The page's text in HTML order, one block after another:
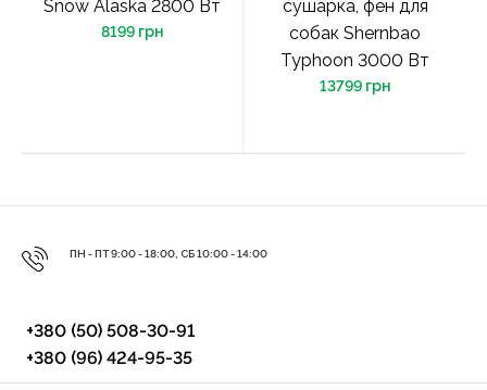
Snow Alaska 2800 Вт
8199 грн
сушарка, фен для
собак Shernbao
Typhoon 3000 Вт
13799 грн
ПН - ПТ 9:00 - 18:00, СБ 10:00 - 14:00
+380 (50) 508-30-91
+380 (96) 424-95-35